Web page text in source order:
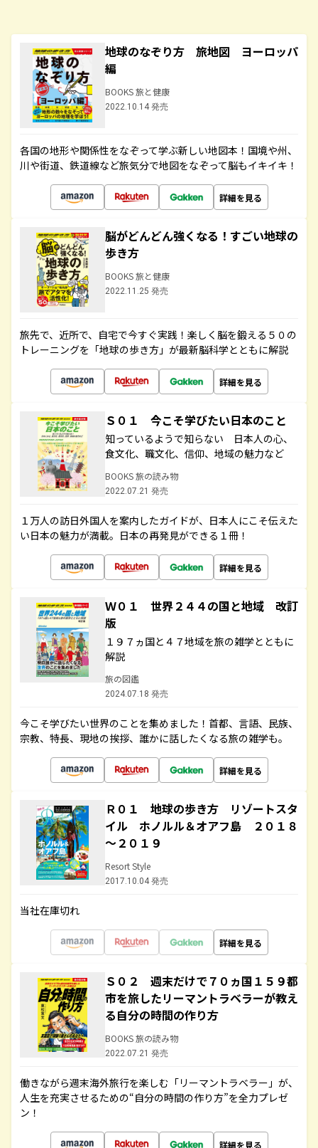
地球のなぞり方 旅地図 ヨーロッパ
編
BOOKS 旅と健康
2022.10.14 発売
各国の地形や関係性をなぞって学ぶ新しい地図本！国境や州、
川や街道、鉄道線など旅気分で地図をなぞって脳もイキイキ！
詳細を見る
脳がどんどん強くなる！すごい地球の
歩き方
BOOKS 旅と健康
2022.11.25 発売
旅先で、近所で、自宅で今すぐ実践！楽しく脳を鍛える５０の
トレーニングを「地球の歩き方」が最新脳科学とともに解説
詳細を見る
Ｓ０１ 今こそ学びたい日本のこと
知っているようで知らない 日本人の心、
食文化、職文化、信仰、地域の魅力など
BOOKS 旅の読み物
2022.07.21 発売
１万人の訪日外国人を案内したガイドが、日本人にこそ伝えた
い日本の魅力が満載。日本の再発見ができる１冊！
詳細を見る
Ｗ０１ 世界２４４の国と地域 改訂
版
１９７ヵ国と４７地域を旅の雑学とともに
解説
旅の図鑑
2024.07.18 発売
今こそ学びたい世界のことを集めました！首都、言語、民族、
宗教、特長、現地の挨拶、誰かに話したくなる旅の雑学も。
詳細を見る
Ｒ０１ 地球の歩き方 リゾートスタ
イル ホノルル＆オアフ島 ２０１８
～２０１９
Resort Style
2017.10.04 発売
当社在庫切れ
詳細を見る
Ｓ０２ 週末だけで７０ヵ国１５９都
市を旅したリーマントラベラーが教え
る自分の時間の作り方
BOOKS 旅の読み物
2022.07.21 発売
働きながら週末海外旅行を楽しむ「リーマントラベラー」が、
人生を充実させるための“自分の時間の作り方”を全力プレゼ
ン！
詳細を見る